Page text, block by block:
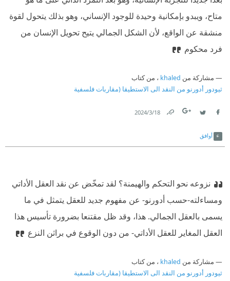
متاح، ويبدو بإمكانية وحيدة للوجود الإنساني، وهو بذلك يتحول لقوة
منشقة عن الواقع، لأن الشكل الجمالي يتيح تحويل الإنسان من
فرد محكوم
مشاركة من khaled ، من كتاب
ثيودور أدورنو من النقد الى الاستطيقا (مقاربات فلسفية
18‏/3‏/2024
أوافق
نزوعه نحو التحكم والهيمنة؟ لقد تمخّض عن نقد العقل الأداتي
ومساءلته-حسب أدورنو- عن مفهوم جديد للعقل يتمثل في ما
يسمى بالعقل الجمالي. هذا، وقد ظل مقتنعا بضرورة تأسيس هذا
العقل المغاير للعقل الأداتي- من دون الوقوع في براثن النزع
مشاركة من khaled ، من كتاب
ثيودور أدورنو من النقد الى الاستطيقا (مقاربات فلسفية